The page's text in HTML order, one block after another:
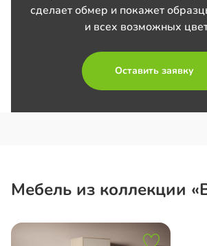
сделает обмер и покажет
и всех возможных
Оставить заявку
Мебель из коллекции